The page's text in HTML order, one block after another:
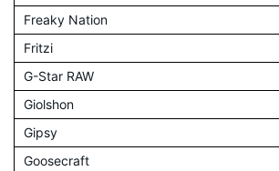
Freaky Nation
Fritzi
G-Star RAW
Giolshon
Gipsy
Goosecraft